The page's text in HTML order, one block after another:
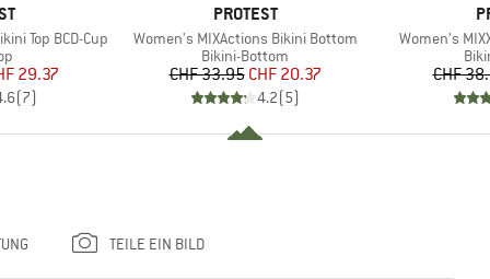
Top BCD-Cup
Preis
29.37
(7)
MARKE
PROTEST
Artikel
Women's MIXActions Bikini Bottom
Produktgruppe
Bikini-Bottom
Preis
CHF 33.95reduzierter Preis
CHF 20.37
4.2(5)
Artikel
Women's
CHF
TEILE EIN BILD